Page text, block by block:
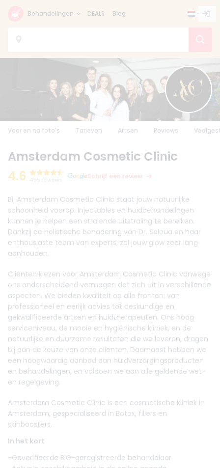
Behandelingen DEALS Blog
Voor en na foto's Tarieven Artsen Reviews
Amsterdam Cosmetic Clinic
4.6
Schrijf een review
Bij Amsterdam Cosmetic Clinic staat jouw natuurlijke
schoonheid voorop. Injectables en huidbehandelingen
kunnen je helpen een stralende uitstraling te bereiken.
Dankzij de holistische benadering van Dr. Saloua en haar
enthousiaste team van experts, zal jouw glow zeer lang
aanhouden.
Cliënten kiezen voor Amsterdam Cosmetic Clinic vanwege
ons onderscheidend vermogen dat zich uit in verschillende
aspecten. We bieden kwaliteit op alle fronten: van
professioneel en eerlijk advies tot deskundige en
gekwalificeerde artsen en huidtherapeuten. Ons hoog
serviceniveau, de mooie en hygiënische kliniek, en de
natuurlijke en duurzame resultaten die we leveren, dragen
bij aan de keuze van onze cliënten. Daarnaast hebben we
een hoogwaardig aanbod aan huidverzorgingsproducten
en behandelingen, en voldoen we aan alle geldende wet-
en regelgeving.
Amsterdam Cosmetic Clinic is een cosmetische kliniek in
Amsterdam, gespecialiseerd in Botox, fillers en
skinboosters.
In het kort
-Geverifieerde BIG-geregistreerde behandelaar